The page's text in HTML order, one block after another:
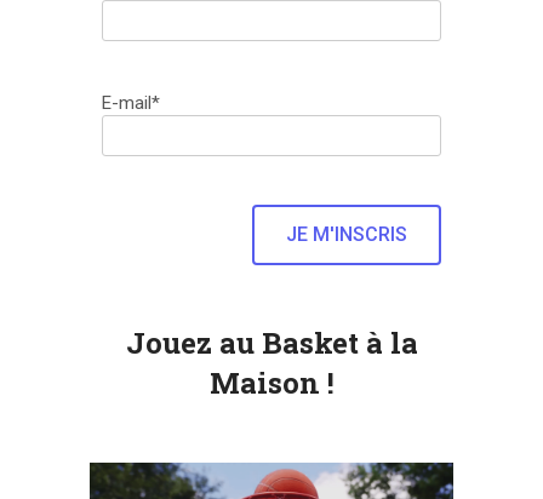
E-mail*
Jouez au Basket à la
Maison !